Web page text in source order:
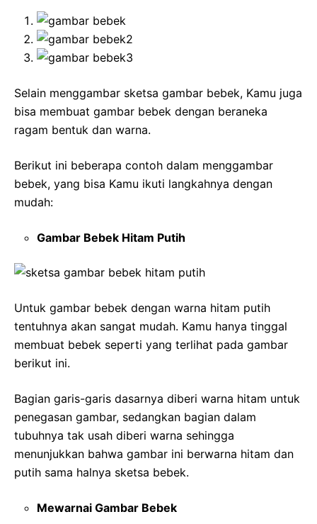
Selain menggambar sketsa gambar bebek, Kamu juga
bisa membuat gambar bebek dengan beraneka
ragam bentuk dan warna.
Berikut ini beberapa contoh dalam menggambar
bebek, yang bisa Kamu ikuti langkahnya dengan
mudah:
Gambar Bebek Hitam Putih
Untuk gambar bebek dengan warna hitam putih
tentuhnya akan sangat mudah. Kamu hanya tinggal
membuat bebek seperti yang terlihat pada gambar
berikut ini.
Bagian garis-garis dasarnya diberi warna hitam untuk
penegasan gambar, sedangkan bagian dalam
tubuhnya tak usah diberi warna sehingga
menunjukkan bahwa gambar ini berwarna hitam dan
putih sama halnya sketsa bebek.
Mewarnai Gambar Bebek